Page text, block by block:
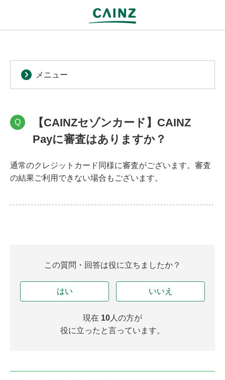
メニュー
Q
【CAINZセゾンカード】CAINZ
Payに審査はありますか？
通常のクレジットカード同様に審査がございます。審査
の結果ご利用できない場合もございます。
この質問・回答は役に立ちましたか？
はい いいえ
現在 10 人の方が
役に立ったと言っています。